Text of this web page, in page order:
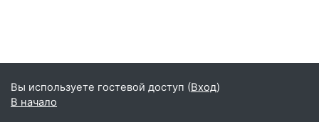
Вы используете гостевой доступ (Вход)
В начало